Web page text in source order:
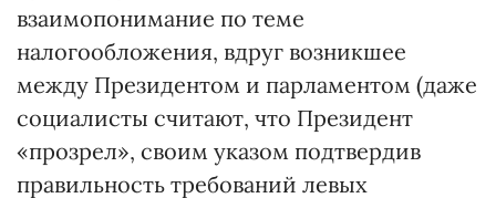
взаимопонимание по теме
налогообложения, вдруг возникшее
между Президентом и парламентом (даже
социалисты считают, что Президент
«прозрел», своим указом подтвердив
правильность требований левых